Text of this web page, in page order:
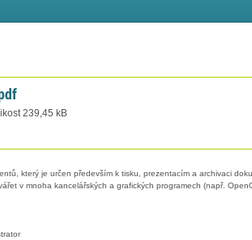
239,45 kB
který je určen především k tisku, prezentacím a archivaci
v mnoha kancelářských a grafických programech (např.